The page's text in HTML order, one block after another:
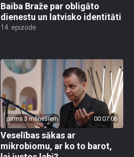
Baiba Braže par obligāto
dienestu un latvisko identitāti
14. epizode
pirms 3 mēnešiem 00:07:06
Veselības sākas ar
mikrobiomu, ar ko to barot,